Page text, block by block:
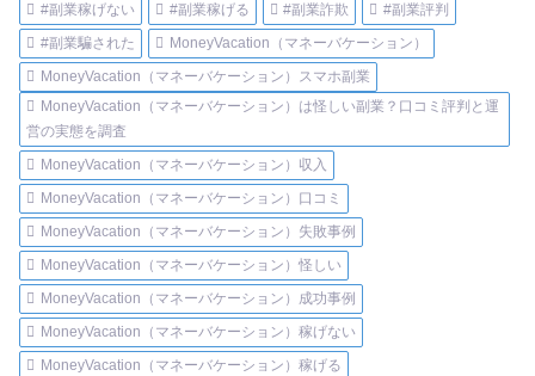
#副業稼げない
#副業稼げる #副業詐欺
#副業評判
#副業騙された
MoneyVacation（マネーバケーション）
MoneyVacation（マネーバケーション）スマホ副業
MoneyVacation（マネーバケーション）は怪しい副業？口コミ評判と運
営の実態を調査
MoneyVacation（マネーバケーション）収入
MoneyVacation（マネーバケーション）口コミ
MoneyVacation（マネーバケーション）失敗事例
MoneyVacation（マネーバケーション）怪しい
MoneyVacation（マネーバケーション）成功事例
MoneyVacation（マネーバケーション）稼げない
MoneyVacation（マネーバケーション）稼げる